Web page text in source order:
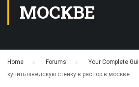
МОСКВЕ
Home Forums Your Complete
купить шведскую стенку в распор в москве